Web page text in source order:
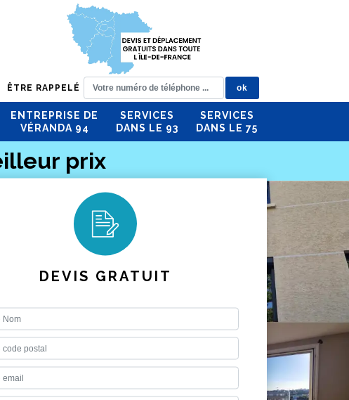
ÊTRE RAPPELÉ
ENTREPRISE DE
VÉRANDA 94
SERVICES
DANS LE 93
SERVICES
DANS LE 75
prix
DEVIS GRATUIT